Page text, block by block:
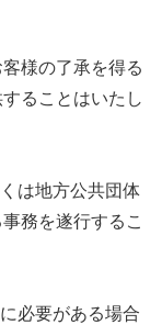
様の了承を得る
ることはいたし
は地方公共団体
務を遂行するこ
必要がある場合